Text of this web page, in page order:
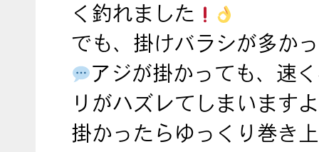
く釣れました
でも、掛けバラシが多か
アジが掛かっても、速
リがハズレてしまいます
掛かったらゆっくり巻き